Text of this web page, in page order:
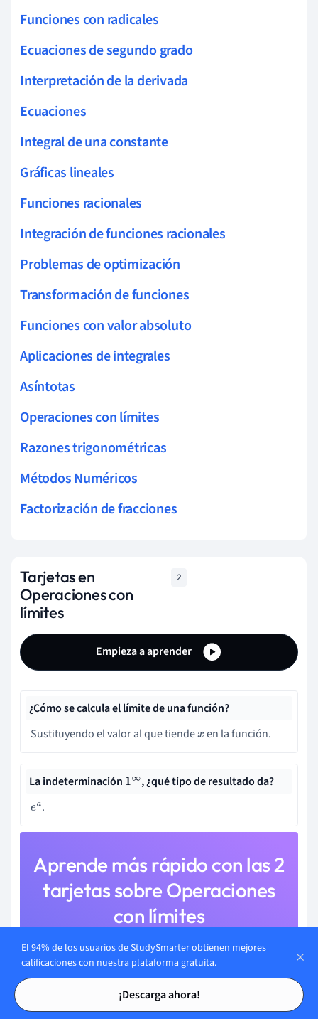
Tarjetas de estudio
Tarjetas de estudio
Funciones con radicales
Ecuaciones de segundo grado
Interpretación de la derivada
Ecuaciones
Integral de una constante
Gráficas lineales
Funciones racionales
Integración de funciones racionales
Problemas de optimización
Transformación de funciones
Funciones con valor absoluto
Aplicaciones de integrales
Asíntotas
Operaciones con límites
Razones trigonométricas
Métodos Numéricos
Factorización de fracciones
Tarjetas en
Operaciones con
límites
2
Empieza a aprender
¿Cómo se calcula el límite de una función?
Sustituyendo el valor al que tiendex en la función.
La indeterminación 1∞, ¿qué tipo de resultado da?
ea.
Aprende más rápido con las 2
tarjetas sobre Operaciones
con límites
Regístrate gratis para acceder a todas nuestras tarjetas.
El 94% de los usuarios de StudySmarter obtienen mejores
calificaciones con nuestra plataforma gratuita.
¡Descarga ahora!